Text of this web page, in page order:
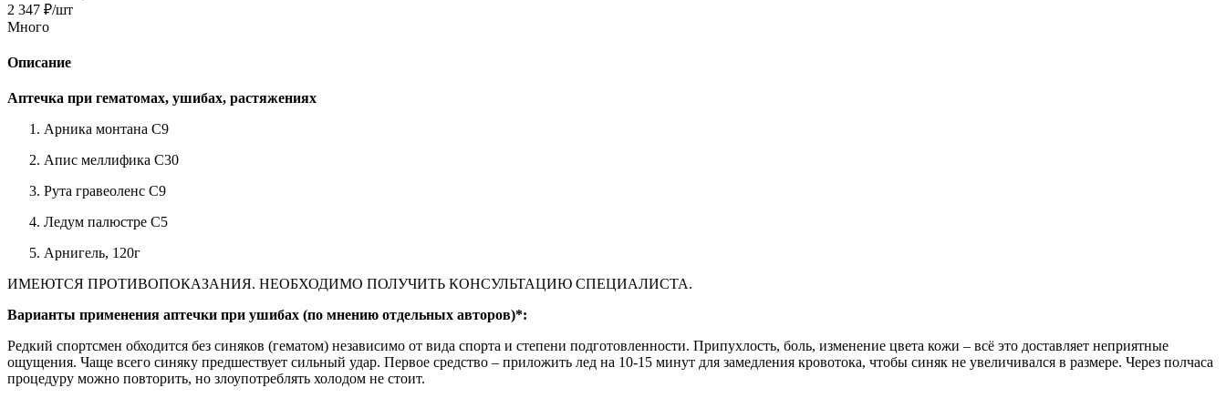
2 347 ₽/шт
Много
Описание
Аптечка при гематомах, ушибах, растяжениях
Арника монтана С9
Апис меллифика С30
Рута гравеоленс С9
Ледум палюстре С5
Арнигель, 120г
ИМЕЮТСЯ ПРОТИВОПОКАЗАНИЯ. НЕОБХОДИМО ПОЛУЧИТЬ КОНСУЛЬТАЦИЮ СПЕЦИАЛИСТА.
Варианты применения аптечки при ушибах (по мнению отдельных авторов)*:
Редкий спортсмен обходится без синяков (гематом) независимо от вида спорта и степени подготовленности. Припухлость, боль, изменение цвета кожи – всё это доставляет неприятные
ощущения. Чаще всего синяку предшествует сильный удар. Первое средство – приложить лед на 10-15 минут для замедления кровотока, чтобы синяк не увеличивался в размере. Через полчаса
процедуру можно повторить, но злоупотреблять холодом не стоит.